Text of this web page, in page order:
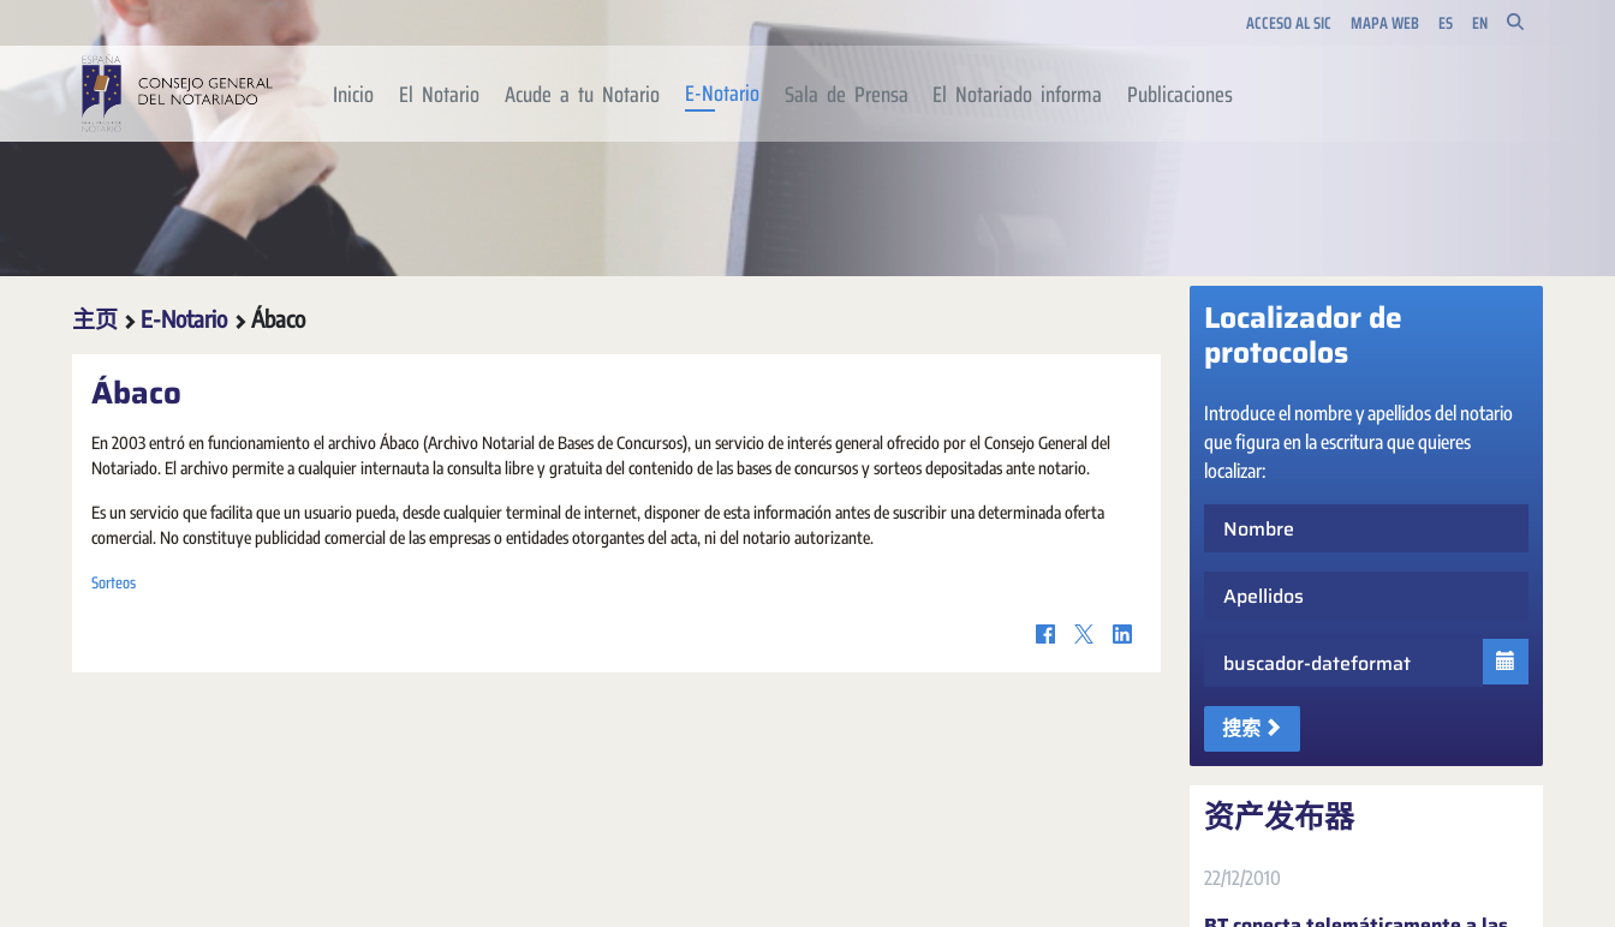
跳转到主内容 ACCESO AL SIC MAPA WEB ES EN
Inicio El Notario Acude a tu Notario E-Notario Sala de Prensa El Notariado informa Publicaciones
主页 E-Notario Ábaco
Ábaco
En 2003 entró en funcionamiento el archivo Ábaco (Archivo Notarial de Bases de Concursos), un servicio de interés general ofrecido por el Consejo General del
Notariado. El archivo permite a cualquier internauta la consulta libre y gratuita del contenido de las bases de concursos y sorteos depositadas ante notario.
Es un servicio que facilita que un usuario pueda, desde cualquier terminal de internet, disponer de esta información antes de suscribir una determinada oferta
comercial. No constituye publicidad comercial de las empresas o entidades otorgantes del acta, ni del notario autorizante.
Sorteos
Localizador de
protocolos
Introduce el nombre y apellidos del notario
que figura en la escritura que quieres
localizar:
搜索
资产发布器
22/12/2010